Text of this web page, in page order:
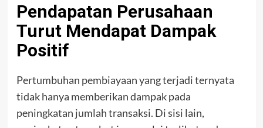
Pendapatan Perusahaan
Turut Mendapat Dampak
Positif
Pertumbuhan pembiayaan yang terjadi ternyata
tidak hanya memberikan dampak pada
peningkatan jumlah transaksi. Di sisi lain,